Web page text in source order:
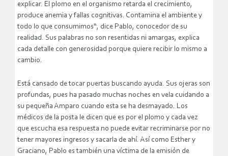
explicar. El plomo en el organismo retarda el crecimiento,
produce anemia y fallas cognitivas. Contamina el ambiente y
todo lo que consumimos“, dice Pablo, conocedor de su
realidad. Sus palabras no son resentidas ni amargas, explica
cada detalle con generosidad porque quiere recibir lo mismo a
cambio.
Está cansado de tocar puertas buscando ayuda. Sus ojeras son
profundas, pues ha pasado muchas noches en vela cuidando a
su pequeña Amparo cuando esta se ha desmayado. Los
médicos de la posta le dicen que es por el plomo y cada vez
que escucha esa respuesta no puede evitar recriminarse por no
tener mayores ingresos y sacarla de ahí. Así como Esther y
Graciano, Pablo es también una víctima de la emisión de